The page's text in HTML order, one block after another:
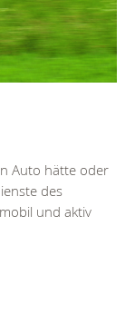
Auto hätte oder
des
und aktiv